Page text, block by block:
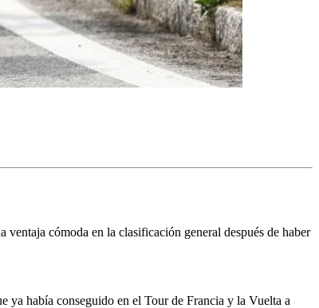
ventaja cómoda en la clasificación general después de haber
ya había conseguido en el Tour de Francia y la Vuelta a